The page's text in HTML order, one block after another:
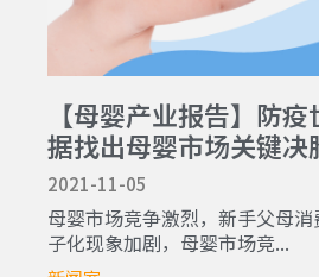
【母婴产业报告】防
据找出母婴市场关键决
2021-11-05
母婴市场竞争激烈，新手父母
子化现象加剧，母婴市场竞...